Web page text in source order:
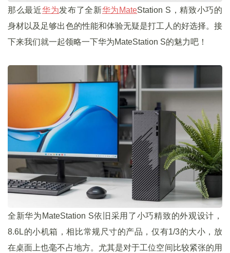
那么最近华为发布了全新华为MateStation S，精致小巧的
身材以及足够出色的性能和体验无疑是打工人的好选择。接
下来我们就一起领略一下华为MateStation S的魅力吧！
全新华为MateStation S依旧采用了小巧精致的外观设计，
8.6L的小机箱，相比常规尺寸的产品，仅有1/3的大小，放
在桌面上也毫不占地方。尤其是对于工位空间比较紧张的用